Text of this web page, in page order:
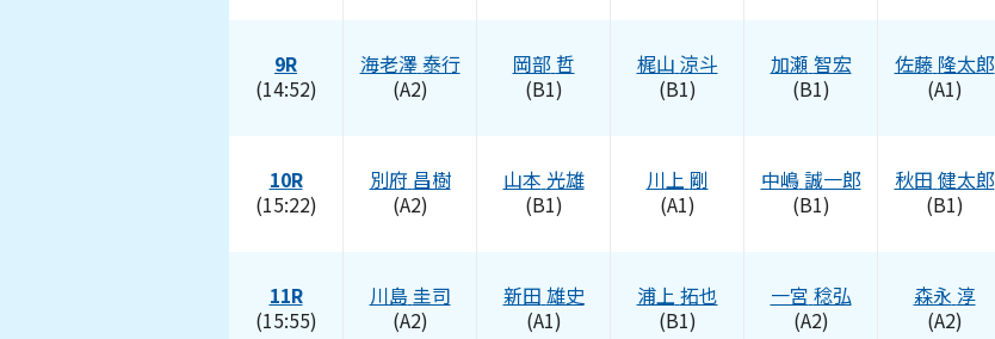
9R
(14:52)
海老澤泰行
(A2)
岡部 哲
(B1)
梶山 涼斗
(B1)
加瀬 智宏
(B1)
佐藤 隆太郎
(A1)
10R
(15:22)
別府 昌樹
(A2)
山本 光雄
(B1)
川上 剛
(A1)
中嶋誠一郎
(B1)
秋田 健太郎
(B1)
11R
(15:55)
川島圭司
(A2)
新田 雄史
(A1)
浦上 拓也
(B1)
一宮 稔弘
(A2)
森永 淳
(A2)